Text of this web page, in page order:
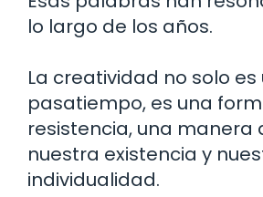
lo largo de los años.
La creatividad no solo es
pasatiempo, es una
resistencia, una manera
nuestra existencia y
individualidad.